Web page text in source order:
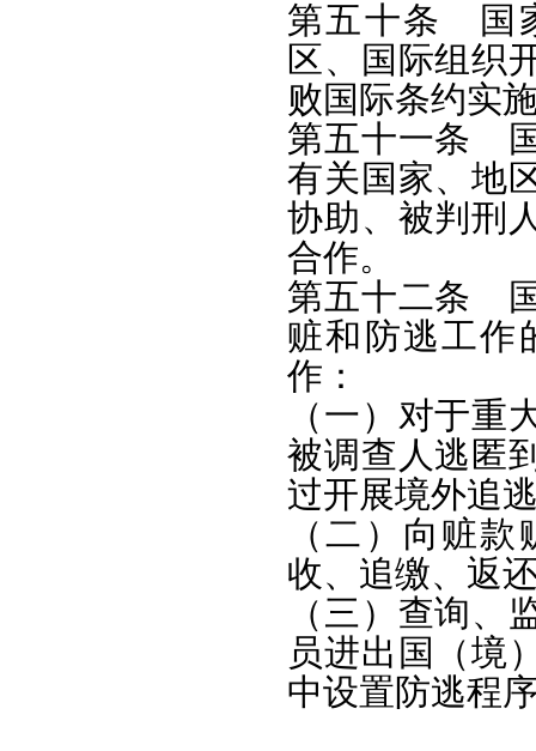
第五十条 国
区、国际组织
败国际条约实
第五十一条
有关国家、地
协助、被判刑
合作。
第五十二条
赃和防逃工作
作：
（一）对于重
被调查人逃匿
过开展境外追
（二）向赃
收、追缴、返
（三）查询、
员进出国（境
中设置防逃程